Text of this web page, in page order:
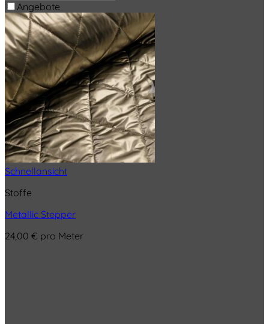
Angebote
Schnellansicht
Stoffe
Metallic Stepper
24,00 € pro Meter